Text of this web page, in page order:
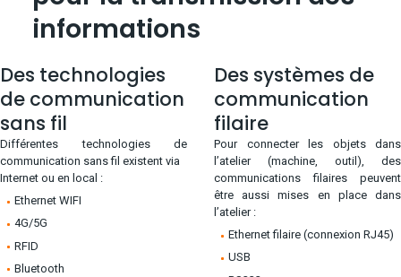
informations
Des technologies
de communication
sans fil
Différentes technologies de
communication sans fil existent via
Internet ou en local :
Ethernet WIFI
4G/5G
RFID
Bluetooth
Des systèmes de
communication
filaire
Pour connecter les objets dans
l’atelier (machine, outil), des
communications filaires peuvent
être aussi mises en place dans
l’atelier :
Ethernet filaire (connexion RJ45)
USB